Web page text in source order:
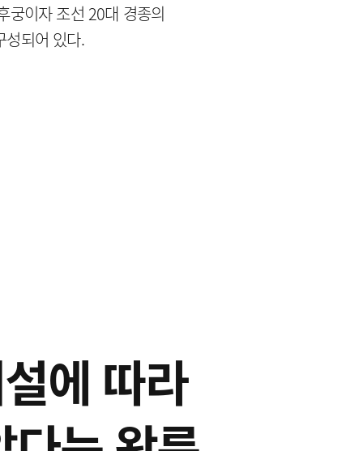
궁이자 조선 20대 경종의
성되어 있다.
에 따라